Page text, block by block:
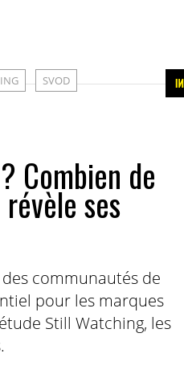
SVOD
Combien de
ses
communautés de
pour les marques
Still Watching, les